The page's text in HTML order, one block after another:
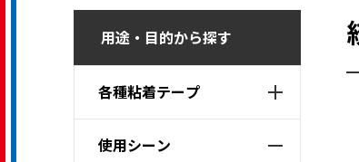
用途・目的から探す
各種粘着テープ
使用シーン